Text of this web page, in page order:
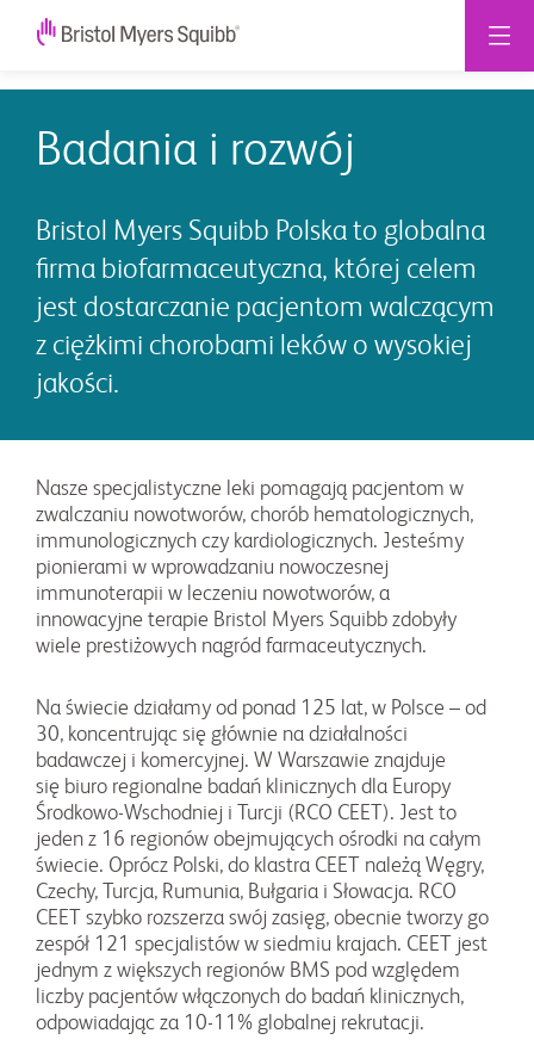
Badania i rozwój
Bristol Myers Squibb Polska to globalna
firma biofarmaceutyczna, której celem
jest dostarczanie pacjentom walczącym
z ciężkimi chorobami leków o wysokiej
jakości.
Nasze specjalistyczne leki pomagają pacjentom w
zwalczaniu nowotworów, chorób hematologicznych,
immunologicznych czy kardiologicznych. Jesteśmy
pionierami w wprowadzaniu nowoczesnej
immunoterapii w leczeniu nowotworów, a
innowacyjne terapie Bristol Myers Squibb zdobyły
wiele prestiżowych nagród farmaceutycznych.
Na świecie działamy od ponad 125 lat, w Polsce – od
30, koncentrując się głównie na działalności
badawczej i komercyjnej. W Warszawie znajduje
się biuro regionalne badań klinicznych dla Europy
Środkowo-Wschodniej i Turcji (RCO CEET). Jest to
jeden z 16 regionów obejmujących ośrodki na całym
świecie. Oprócz Polski, do klastra CEET należą Węgry,
Czechy, Turcja, Rumunia, Bułgaria i Słowacja. RCO
CEET szybko rozszerza swój zasięg, obecnie tworzy go
zespół 121 specjalistów w siedmiu krajach. CEET jest
jednym z większych regionów BMS pod względem
liczby pacjentów włączonych do badań klinicznych,
odpowiadając za 10-11% globalnej rekrutacji.